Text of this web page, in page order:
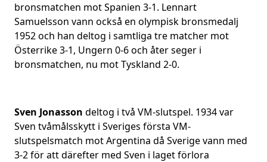
bronsmatchen mot Spanien 3-1. Lennart
Samuelsson vann också en olympisk bronsmedalj
1952 och han deltog i samtliga tre matcher mot
Österrike 3-1, Ungern 0-6 och åter seger i
bronsmatchen, nu mot Tyskland 2-0.
Sven Jonasson deltog i två VM-slutspel. 1934 var
Sven tvåmålsskytt i Sveriges första VM-
slutspelsmatch mot Argentina då Sverige vann med
3-2 för att därefter med Sven i laget förlora